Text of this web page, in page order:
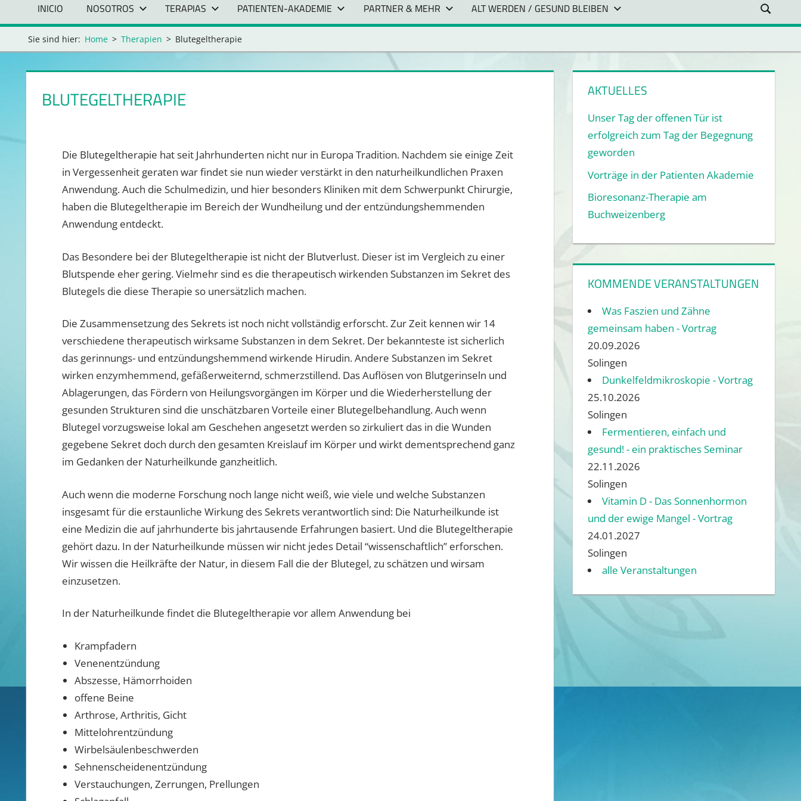
INICIO NOSOTROS TERAPIAS PATIENTEN-AKADEMIE PARTNER & MEHR ALT WERDEN / GESUND BLEIBEN
Sie sind hier: Home Therapien Blutegeltherapie
BLUTEGELTHERAPIE
Die Blutegeltherapie hat seit Jahrhunderten nicht nur in Europa Tradition. Nachdem sie einige Zeit
in Vergessenheit geraten war findet sie nun wieder verstärkt in den naturheilkundlichen Praxen
Anwendung. Auch die Schulmedizin, und hier besonders Kliniken mit dem Schwerpunkt Chirurgie,
haben die Blutegeltherapie im Bereich der Wundheilung und der entzündungshemmenden
Anwendung entdeckt.
Das Besondere bei der Blutegeltherapie ist nicht der Blutverlust. Dieser ist im Vergleich zu einer
Blutspende eher gering. Vielmehr sind es die therapeutisch wirkenden Substanzen im Sekret des
Blutegels die diese Therapie so unersätzlich machen.
Die Zusammensetzung des Sekrets ist noch nicht vollständig erforscht. Zur Zeit kennen wir 14
verschiedene therapeutisch wirksame Substanzen in dem Sekret. Der bekannteste ist sicherlich
das gerinnungs- und entzündungshemmend wirkende Hirudin. Andere Substanzen im Sekret
wirken enzymhemmend, gefäßerweiternd, schmerzstillend. Das Auflösen von Blutgerinseln und
Ablagerungen, das Fördern von Heilungsvorgängen im Körper und die Wiederherstellung der
gesunden Strukturen sind die unschätzbaren Vorteile einer Blutegelbehandlung. Auch wenn
Blutegel vorzugsweise lokal am Geschehen angesetzt werden so zirkuliert das in die Wunden
gegebene Sekret doch durch den gesamten Kreislauf im Körper und wirkt dementsprechend ganz
im Gedanken der Naturheilkunde ganzheitlich.
Auch wenn die moderne Forschung noch lange nicht weiß, wie viele und welche Substanzen
insgesamt für die erstaunliche Wirkung des Sekrets verantwortlich sind: Die Naturheilkunde ist
eine Medizin die auf jahrhunderte bis jahrtausende Erfahrungen basiert. Und die Blutegeltherapie
gehört dazu. In der Naturheilkunde müssen wir nicht jedes Detail “wissenschaftlich” erforschen.
Wir wissen die Heilkräfte der Natur, in diesem Fall die der Blutegel, zu schätzen und wirsam
einzusetzen.
In der Naturheilkunde findet die Blutegeltherapie vor allem Anwendung bei
Krampfadern
Venenentzündung
Abszesse, Hämorrhoiden
offene Beine
Arthrose, Arthritis, Gicht
Mittelohrentzündung
Wirbelsäulenbeschwerden
Sehnenscheidenentzündung
Verstauchungen, Zerrungen, Prellungen
AKTUELLES
Unser Tag der offenen Tür ist
erfolgreich zum Tag der Begegnung
geworden
Vorträge in der Patienten Akademie
Bioresonanz-Therapie am
Buchweizenberg
KOMMENDE VERANSTALTUNGEN
Was Faszien und Zähne
gemeinsam haben - Vortrag
20.09.2026
Solingen
Dunkelfeldmikroskopie - Vortrag
25.10.2026
Solingen
Fermentieren, einfach und
gesund! - ein praktisches Seminar
22.11.2026
Solingen
Vitamin D - Das Sonnenhormon
und der ewige Mangel - Vortrag
24.01.2027
Solingen
alle Veranstaltungen